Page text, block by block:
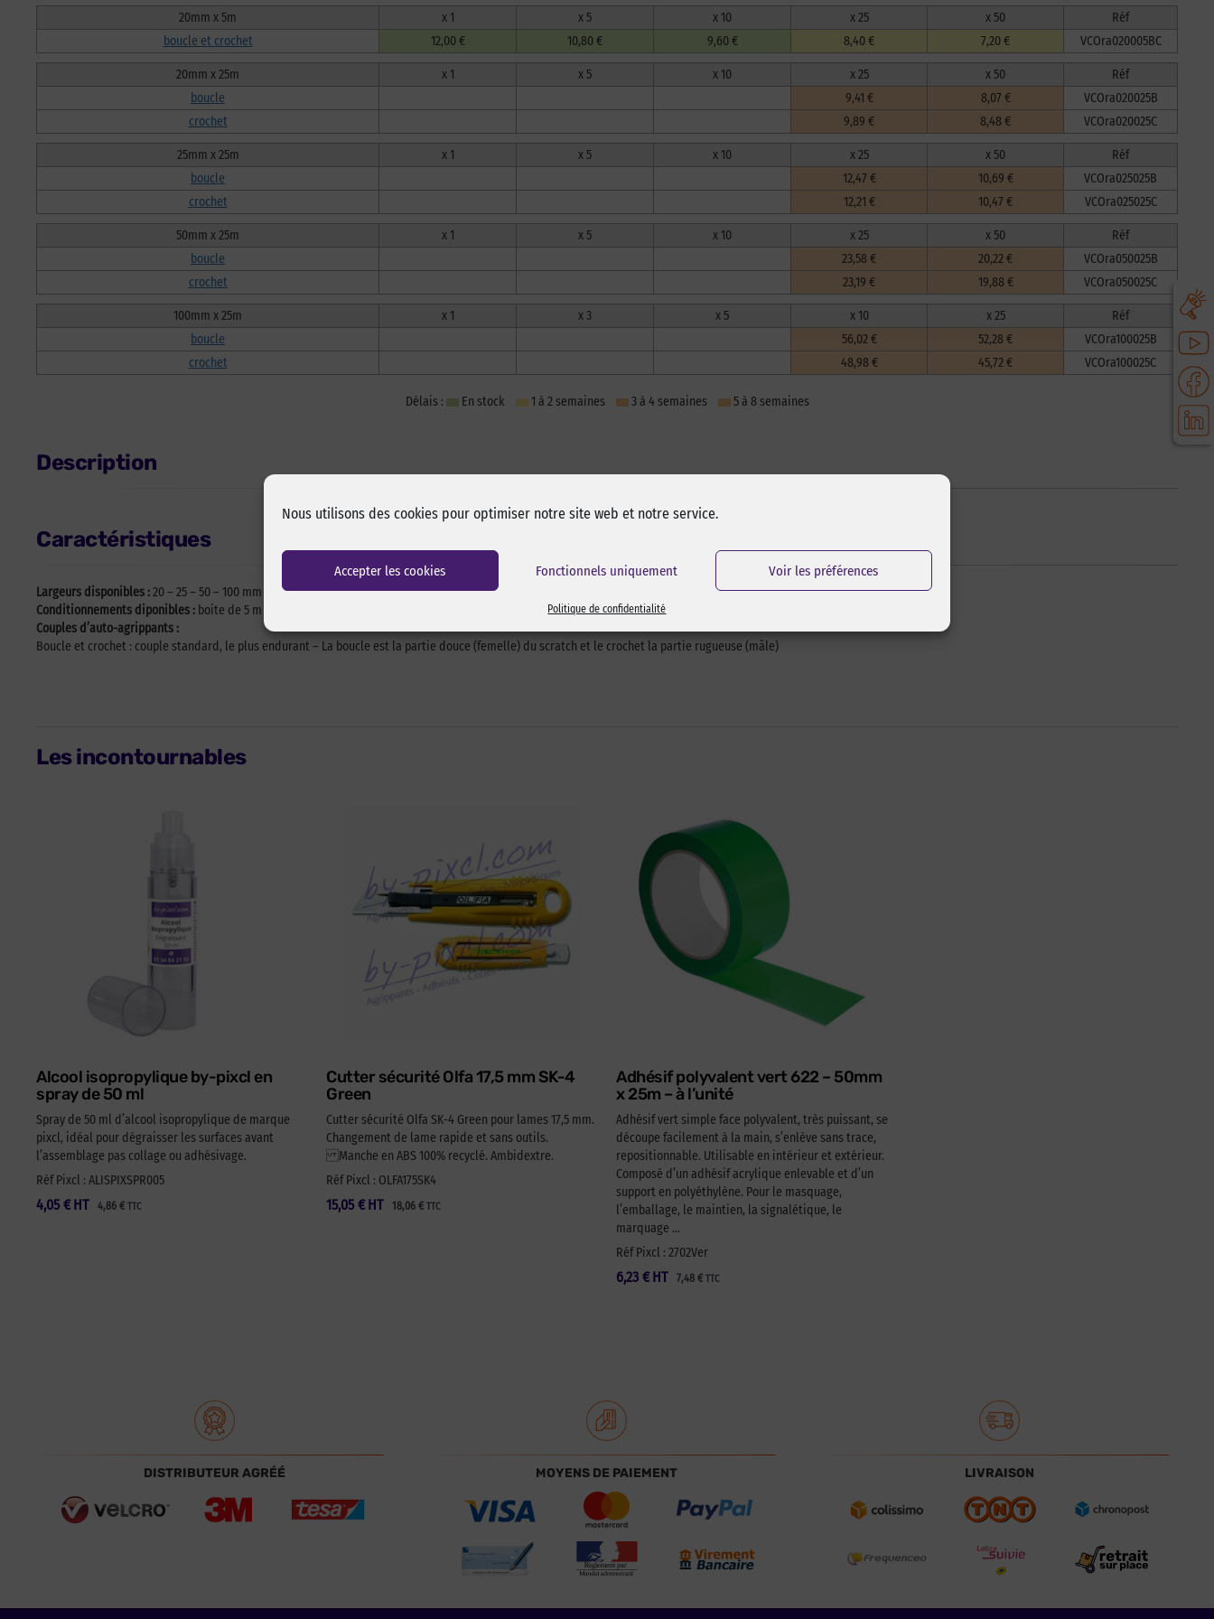
Nous utilisons des cookies pour optimiser notre site web et notre service.
Accepter les cookies Fonctionnels uniquement Voir les préférences
Politique de confidentialité
20mm x 5m x 1 x 5 x 10 x 25 x 50
Réf
boucle et crochet
12,00 € 10,80 € 9,60 € 8,40 € 7,20 € VCOra020005BC
20mm x 25m x 1 x 5 x 10 x 25 x 50
Réf
boucle
9,41 € 8,07 €
VCOra020025B
crochet
9,89 € 8,48 € VCOra020025C
25mm x 25m x 1 x 5 x 10 x 25 x 50
Réf
boucle
12,47 € 10,69 €
VCOra025025B
crochet
12,21 € 10,47 € VCOra025025C
50mm x 25m x 1 x 5 x 10 x 25 x 50
Réf
boucle
23,58 € 20,22 €
VCOra050025B
crochet
23,19 € 19,88 € VCOra050025C
100mm x 25m x 1 x 3 x 5 x 10 x 25
Réf
boucle
56,02 € 52,28 €
VCOra100025B
crochet
48,98 € 45,72 € VCOra100025C
Délais : En stock 1 à 2 semaines 3 à 4 semaines 5 à 8 semaines
Description
Caractéristiques
Largeurs disponibles :20 – 25 – 50 – 100 mm
Conditionnements diponibles : boite de 5 m – rouleau de 25 m
Couples d’auto-agrippants :
Boucle et crochet : couple standard, le plus endurant – La boucle est la partie douce (femelle) du scratch et le crochet la partie rugueuse (mâle)
Les incontournables
Alcool isopropylique by-pixcl en
spray de 50 ml
Spray de 50 ml d’alcool isopropylique de marque
pixcl, idéal pour dégraisser les surfaces avant
l’assemblage pas collage ou adhésivage.
Réf Pixcl : ALISPIXSPR005
4,05 € 4,86 € TTC
HT
Cutter sécurité Olfa 17,5 mm SK-4
Green
Cutter sécurité Olfa SK-4 Green pour lames 17,5 mm.
Changement de lame rapide et sans outils.
Manche en ABS 100% recyclé. Ambidextre.
Réf Pixcl : OLFA175SK4
15,05 € 18,06 € TTC
HT
Adhésif polyvalent vert 622 – 50mm
x 25m – à l’unité
Adhésif vert simple face polyvalent, très puissant, se
découpe facilement à la main, s’enlève sans trace,
repositionnable. Utilisable en intérieur et extérieur.
Composé d’un adhésif acrylique enlevable et d’un
support en polyéthylène. Pour le masquage,
l’emballage, le maintien, la signalétique, le
marquage …
Réf Pixcl : 2702Ver
6,23 € 7,48 € TTC
HT
DISTRIBUTEUR AGRÉÉ MOYENS DE PAIEMENT LIVRAISON